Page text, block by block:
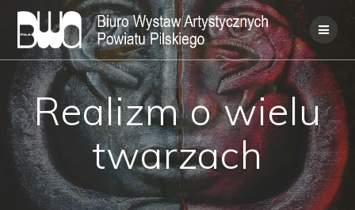
Skip
to
content
Realizm o wielu
twarzach